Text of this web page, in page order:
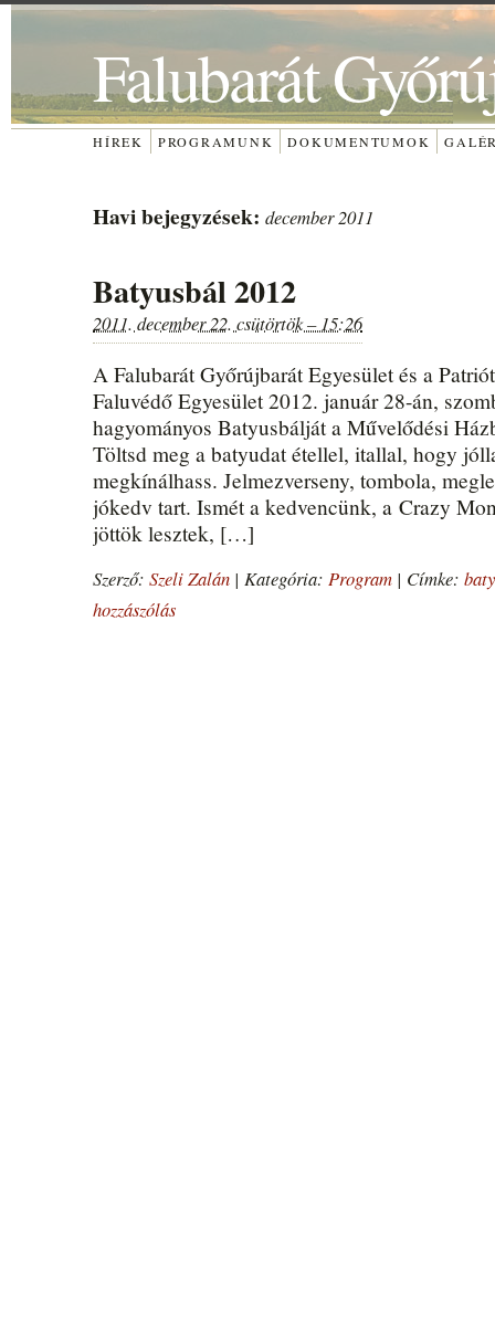
Falubarát
HÍREK PROGRAMUNK DOKUMENTUMOK
Havi bejegyzések: december 2011
Batyusbál 2012
2011. december 22. csütörtök – 15:26
A Falubarát Győrújbarát Egyesület és a
Faluvédő Egyesület 2012. január 28-án,
hagyományos Batyusbálját a Művelődési
Töltsd meg a batyudat étellel, itallal, hogy
megkínálhass. Jelmezverseny, tombola,
jókedv tart. Ismét a kedvencünk, a Crazy
jöttök lesztek, […]
Szerző: Szeli Zalán | Kategória: Program | Címke:
hozzászólás